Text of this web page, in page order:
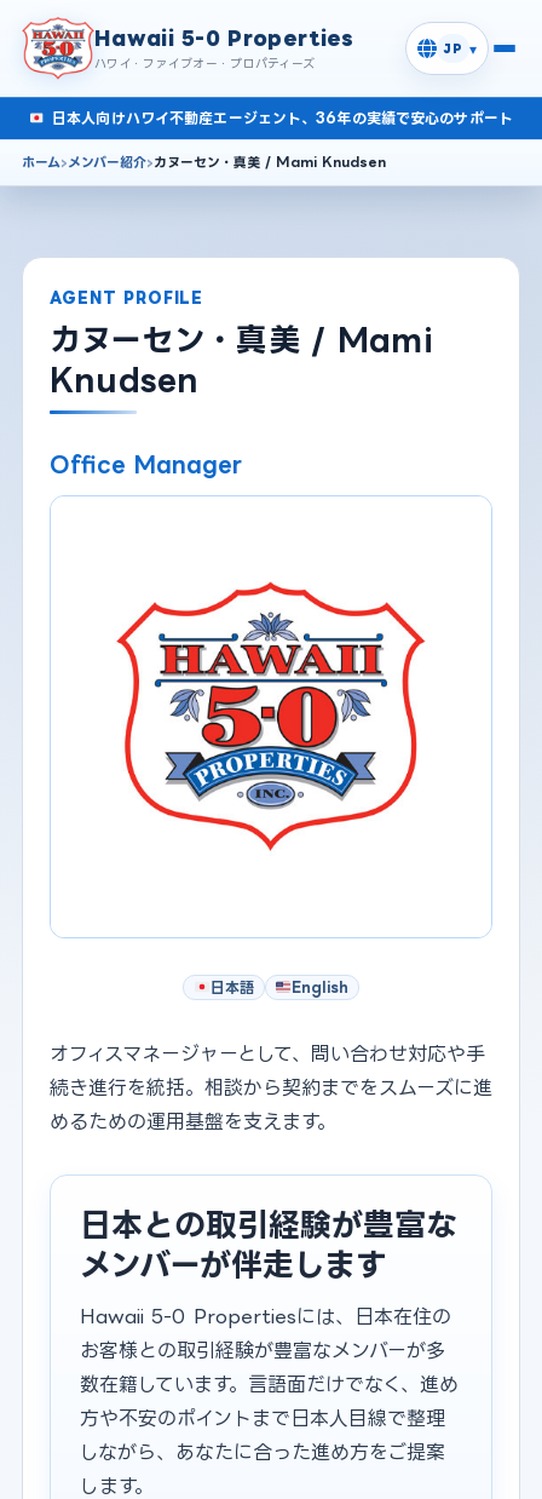
Hawaii 5-0 Properties
ハワイ・ファイブオー・プロパティーズ
JP ▾
日本人向けハワイ不動産エージェント、36年の実績で安心のサポート
ホーム メンバー紹介 カヌーセン・真美 / Mami Knudsen
AGENT PROFILE
カヌーセン・真美 / Mami
Knudsen
Office Manager
日本語 English
オフィスマネージャーとして、問い合わせ対応や手
続き進行を統括。相談から契約までをスムーズに進
めるための運用基盤を支えます。
日本との取引経験が豊富な
メンバーが伴走します
Hawaii 5-0 Propertiesには、日本在住の
お客様との取引経験が豊富なメンバーが多
数在籍しています。言語面だけでなく、進め
方や不安のポイントまで日本人目線で整理
しながら、あなたに合った進め方をご提案
します。